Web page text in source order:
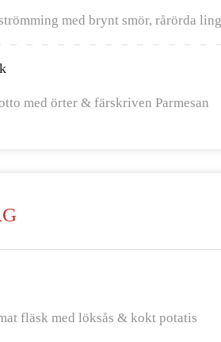
med brynt smör, rårörda
med örter & färskriven Parmesan
fläsk med löksås & kokt potatis